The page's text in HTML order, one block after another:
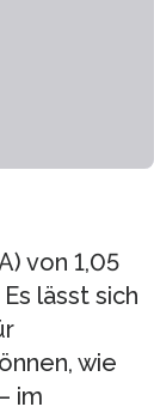
von 1,05
lässt sich
wie
im